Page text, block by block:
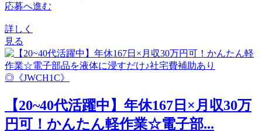
応募へ進む
詳しく
見る
【20~40代活躍中】年休167日×月収30万
円可！かんたん軽作業☆電子部...